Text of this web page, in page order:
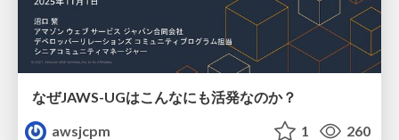
なぜJAWS-UGはこんなにも活発なのか？
awsjcpm
1 260